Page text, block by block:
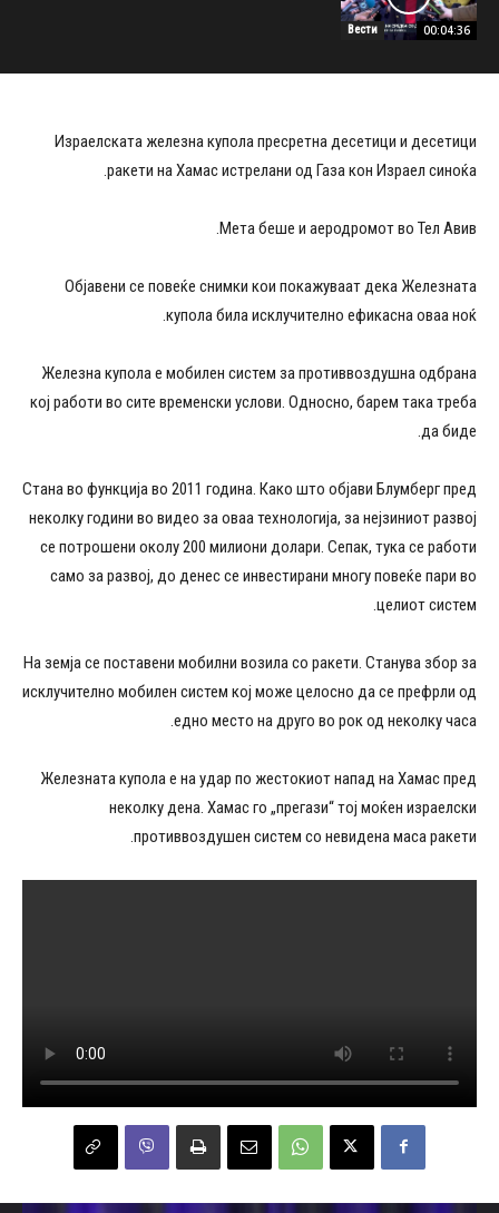
Вести 00:04:36
Израелската железна купола пресретна десетици и десетици
ракети на Хамас истрелани од Газа кон Израел синоќа.
Мета беше и аеродромот во Тел Авив.
Објавени се повеќе снимки кои покажуваат дека Железната
купола била исклучително ефикасна оваа ноќ.
Железна купола е мобилен систем за противвоздушна одбрана
кој работи во сите временски услови. Односно, барем така треба
да биде.
Стана во функција во 2011 година. Како што објави Блумберг пред
неколку години во видео за оваа технологија, за нејзиниот развој
се потрошени околу 200 милиони долари. Сепак, тука се работи
само за развој, до денес се инвестирани многу повеќе пари во
целиот систем.
На земја се поставени мобилни возила со ракети. Станува збор за
исклучително мобилен систем кој може целосно да се префрли од
едно место на друго во рок од неколку часа.
Железната купола е на удар по жестокиот напад на Хамас пред
неколку дена. Хамас го „прегази“ тој моќен израелски
противвоздушен систем со невидена маса ракети.